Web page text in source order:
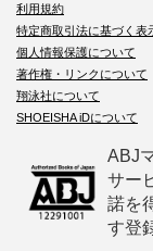
利用規約
特定商取引法に基づく表
個人情報保護について
著作権・リンクについて
翔泳社について
SHOEISHA iDについて
ABJ
サー
諾を
す登